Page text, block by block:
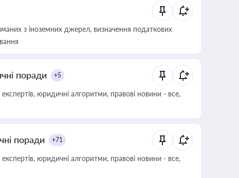
з іноземних джерел, визначення податкових
поради +5
юридичні алгоритми, правові новини - все,
поради +71
юридичні алгоритми, правові новини - все,